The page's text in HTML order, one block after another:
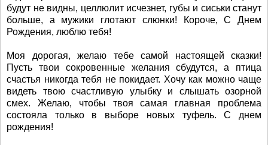
будут не видны, целлюлит исчезнет, губы и сиськи станут
больше, а мужики глотают слюнки! Короче, С Днем
Рождения, люблю тебя!
Моя дорогая, желаю тебе самой настоящей сказки!
Пусть твои сокровенные желания сбудутся, а птица
счастья никогда тебя не покидает. Хочу как можно чаще
видеть твою счастливую улыбку и слышать озорной
смех. Желаю, чтобы твоя самая главная проблема
состояла только в выборе новых туфель. С днем
рождения!